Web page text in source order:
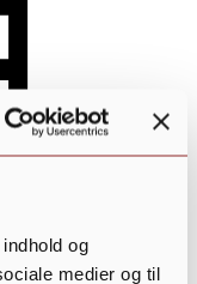
og
medier og til